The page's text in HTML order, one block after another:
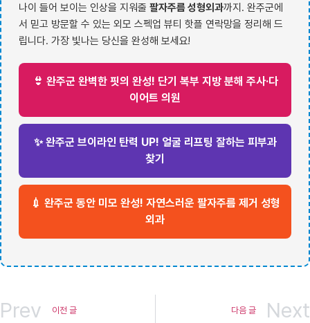
나이 들어 보이는 인상을 지워줄 팔자주름 성형외과까지. 완주군에
서 믿고 방문할 수 있는 외모 스펙업 뷰티 핫플 연락망을 정리해 드
립니다. 가장 빛나는 당신을 완성해 보세요!
👙 완주군 완벽한 핏의 완성! 단기 복부 지방 분해 주사·다
이어트 의원
✨ 완주군 브이라인 탄력 UP! 얼굴 리프팅 잘하는 피부과
찾기
💉 완주군 동안 미모 완성! 자연스러운 팔자주름 제거 성형
외과
Prev 이전 글 다음 글 Next